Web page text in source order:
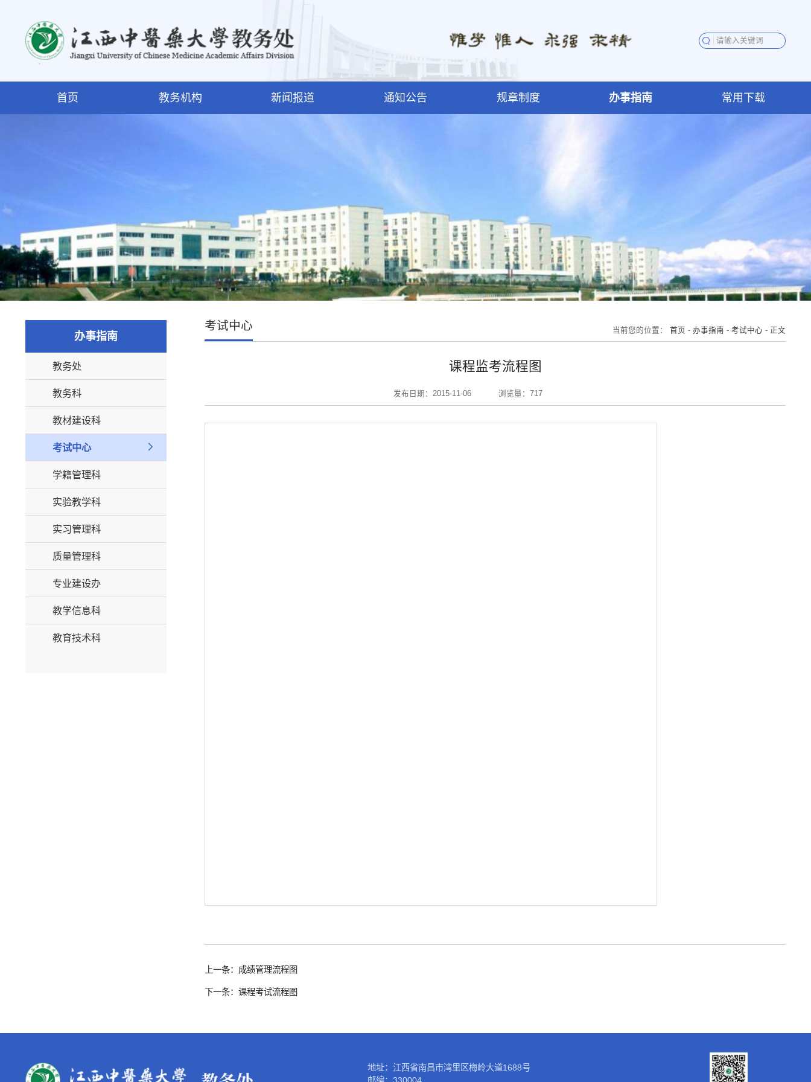
首页 教务机构 新闻报道 通知公告 规章制度 办事指南 常用下载
办事指南
教务处
教务科
教材建设科
考试中心
学籍管理科
实验教学科
实习管理科
质量管理科
专业建设办
教学信息科
教育技术科
考试中心 当前您的位置： 首页 - 办事指南 - 考试中心 - 正文
课程监考流程图
发布日期：2015-11-06 浏览量： 717
上一条：成绩管理流程图
下一条：课程考试流程图
地址：江西省南昌市湾里区梅岭大道1688号
邮编：330004